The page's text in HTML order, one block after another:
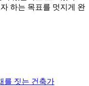
하는 목표를 멋지게 완
를 짓는 건축가